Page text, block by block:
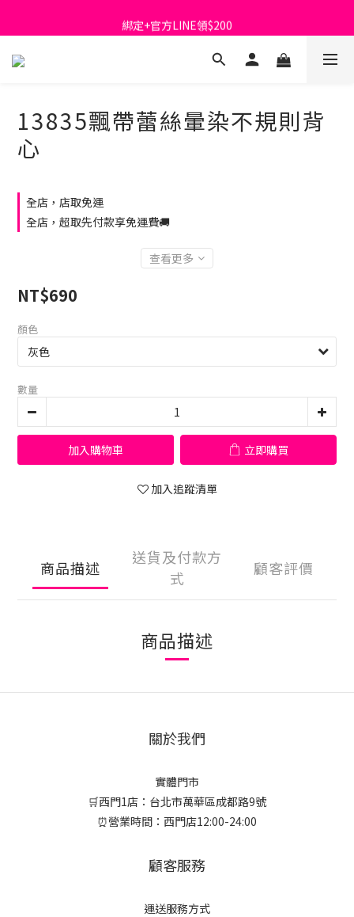
首購免運費🚚
綁定+官方LINE領$200
出清特價_買一送一
13835飄帶蕾絲暈染不規則背
心
全店，店取免運
全店，超取先付款享免運費🚚
查看更多
NT$690
顏色
數量
加入購物車 立即購買
加入追蹤清單
商品描述
送貨及付款方
式
顧客評價
商品描述
關於我們
實體門市
🛒西門1店：台北市萬華區成都路9號
⏰營業時間：西門店12:00-24:00
顧客服務
運送服務方式